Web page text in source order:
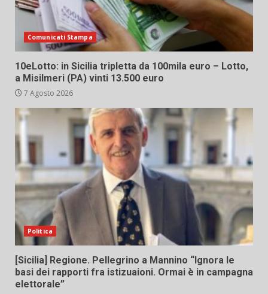
Comunicati Stampa
10eLotto: in Sicilia tripletta da 100mila euro – Lotto,
a Misilmeri (PA) vinti 13.500 euro
7 Agosto 2026
Politica
[Sicilia] Regione. Pellegrino a Mannino “Ignora le
basi dei rapporti fra istizuaioni. Ormai è in campagna
elettorale”